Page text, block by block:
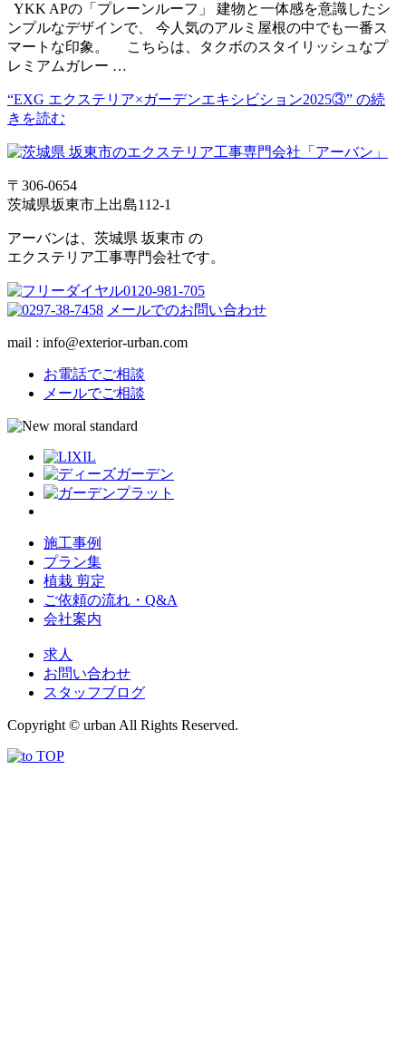
YKK APの「プレーンルーフ」 建物と一体感を意識したシ
ンプルなデザインで、 今人気のアルミ屋根の中でも一番ス
マートな印象。 こちらは、タクボのスタイリッシュなプ
レミアムガレー …
“EXG エクステリア×ガーデンエキシビション2025③” の続
きを読む
〒306-0654
茨城県坂東市上出島112-1
アーバンは、茨城県 坂東市 の
エクステリア工事専門会社です。
メールでのお問い合わせ
mail : info@exterior-urban.com
お電話でご相談
メールでご相談
施工事例
プラン集
植栽 剪定
ご依頼の流れ・Q&A
会社案内
求人
お問い合わせ
スタッフブログ
Copyright © urban All Rights Reserved.